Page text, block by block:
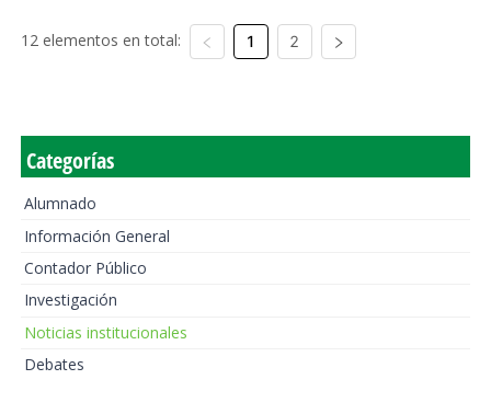
12 elementos en total: 1 2
Categorías
Alumnado
Información General
Contador Público
Investigación
Noticias institucionales
Debates